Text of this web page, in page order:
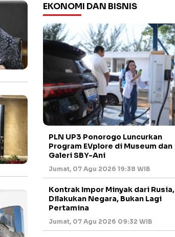
EKONOMI DAN BISNIS
PLN UP3 Ponorogo Luncurkan
Program EVplore di Museum dan
Galeri SBY-Ani
Jumat, 07 Agu 2026 19:38 WIB
Kontrak Impor Minyak dari Rusia,
Dilakukan Negara, Bukan Lagi
Pertamina
Jumat, 07 Agu 2026 09:32 WIB